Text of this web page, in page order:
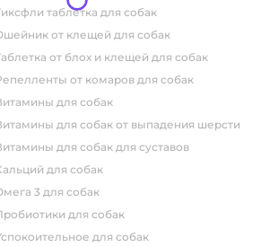
тиксфли таблетка для собак
ошейник от клещей для собак
таблетка от блох и клещей для собак
репелленты от комаров для собак
витамины для собак
витамины для собак от выпадения шерсти
витамины для собак для суставов
кальций для собак
омега 3 для собак
пробиотики для собак
успокоительное для собак